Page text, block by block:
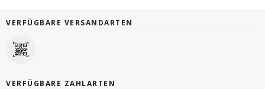
VERFÜGBARE VERSANDARTEN
VERFÜGBARE ZAHLARTEN